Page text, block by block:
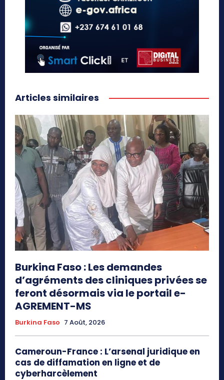
Articles similaires
Burkina Faso : Les demandes
d’agréments des cliniques privées se
feront désormais via le portail e-
AGREMENT-MS
Burkina Faso 7 Août, 2026
Cameroun-France : L’arsenal juridique en
cas de diffamation en ligne et de
cyberharcèlement